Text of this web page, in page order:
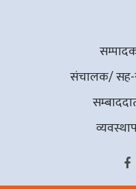
संचालक/ सह-